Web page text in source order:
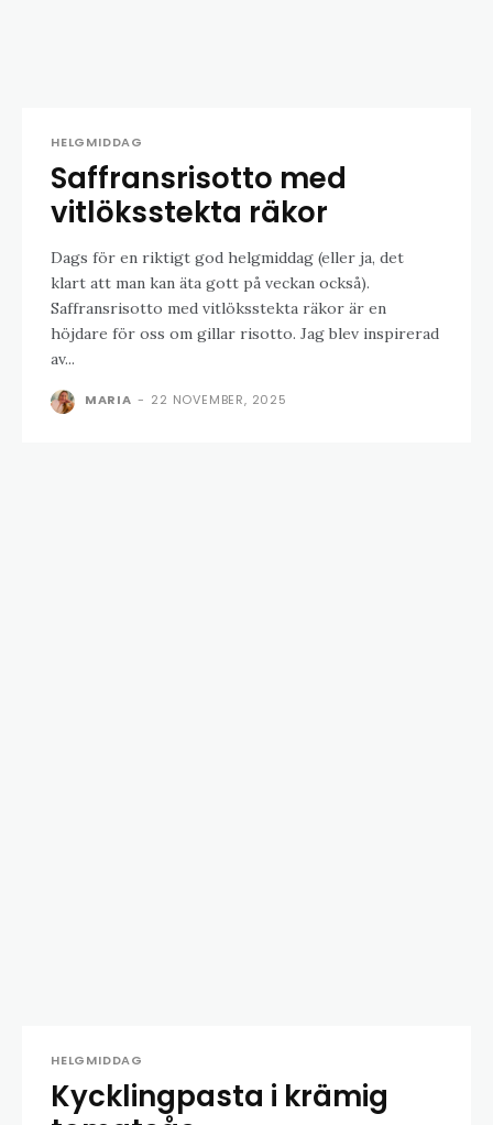
HELGMIDDAG
Saffransrisotto med
vitlöksstekta räkor
Dags för en riktigt god helgmiddag (eller ja, det
klart att man kan äta gott på veckan också).
Saffransrisotto med vitlöksstekta räkor är en
höjdare för oss om gillar risotto. Jag blev inspirerad
av...
MARIA - 22 NOVEMBER, 2025
HELGMIDDAG
Kycklingpasta i krämig